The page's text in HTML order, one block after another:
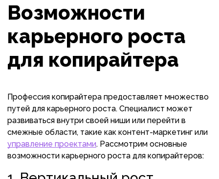
Возможности
карьерного роста
для копирайтера
Профессия копирайтера предоставляет множество
путей для карьерного роста. Специалист может
развиваться внутри своей ниши или перейти в
смежные области, такие как контент-маркетинг или
управление проектами. Рассмотрим основные
возможности карьерного роста для копирайтеров: